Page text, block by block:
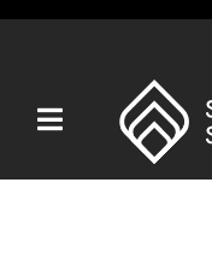
Kaikki tuotteet